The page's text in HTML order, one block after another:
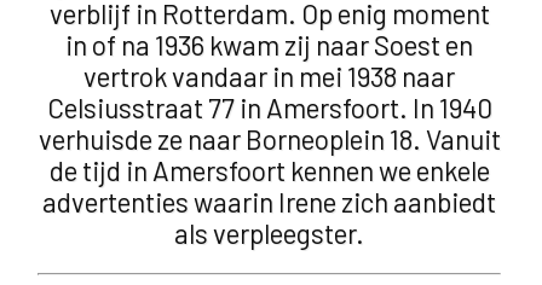
verblijf in Rotterdam. Op enig moment
in of na 1936 kwam zij naar Soest en
vertrok vandaar in mei 1938 naar
Celsiusstraat 77 in Amersfoort. In 1940
verhuisde ze naar Borneoplein 18. Vanuit
de tijd in Amersfoort kennen we enkele
advertenties waarin Irene zich aanbiedt
als verpleegster.